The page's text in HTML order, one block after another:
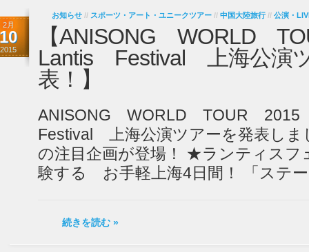
2月
10
2015
お知らせ // スポーツ・アート・ユニークツアー // 中国大陸旅行 // 公演・
【ANISONG WORLD
Lantis Festival 上海公演
表！】
ANISONG WORLD TOUR
Festival 上海公演ツアーを発表しま
の注目企画が登場！ ★ランティスフ
験する お手軽上海4日間！ 「ステ
続きを読む »